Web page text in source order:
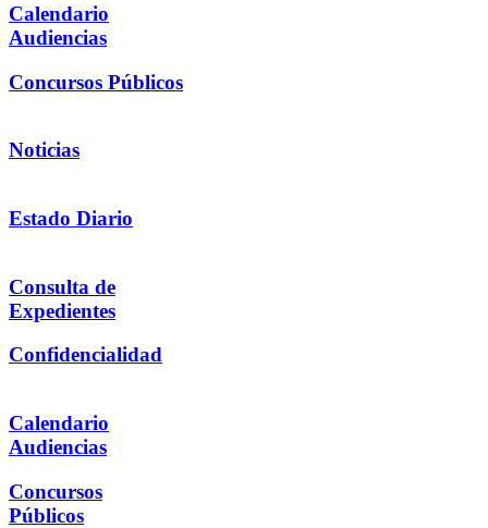
Calendario
Audiencias
Concursos Públicos
Noticias
Estado Diario
Consulta de
Expedientes
Confidencialidad
Calendario
Audiencias
Concursos
Públicos